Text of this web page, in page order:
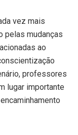
vez mais
pelas mudanças
ao
professores
lugar importante